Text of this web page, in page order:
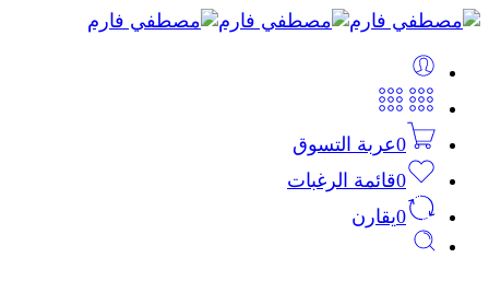
0عربة التسوق
0قائمة الرغبات
0يقارن